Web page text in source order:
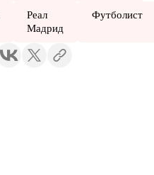
Реал
Мадрид
Футболист